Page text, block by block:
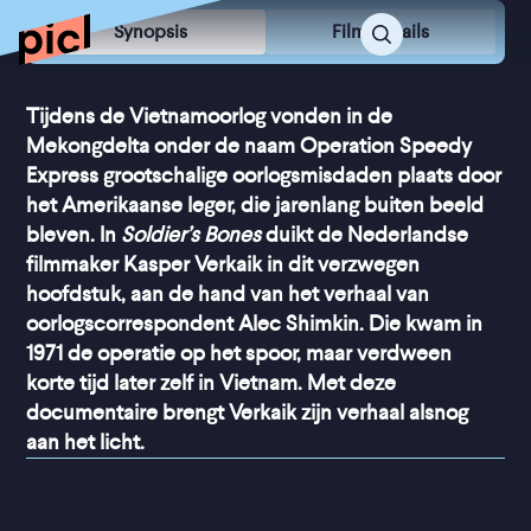
Synopsis Film Details
Tijdens de Vietnamoorlog vonden in de
Mekongdelta onder de naam Operation Speedy
Express grootschalige oorlogsmisdaden plaats door
het Amerikaanse leger, die jarenlang buiten beeld
bleven. In Soldier’s Bonesduikt de Nederlandse
filmmaker Kasper Verkaik in dit verzwegen
hoofdstuk, aan de hand van het verhaal van
oorlogscorrespondent Alec Shimkin. Die kwam in
1971 de operatie op het spoor, maar verdween
korte tijd later zelf in Vietnam. Met deze
documentaire brengt Verkaik zijn verhaal alsnog
aan het licht.